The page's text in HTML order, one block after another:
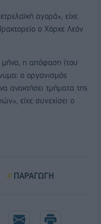
αγορά», είχε
ο Χόρχε Λεόν
μήνα, η απόφαση (του
ο οργανισμός
ανακτήσει τμήματα της
είχε συνεχίσει ο
ΠΑΡΑΓΩΓΗ